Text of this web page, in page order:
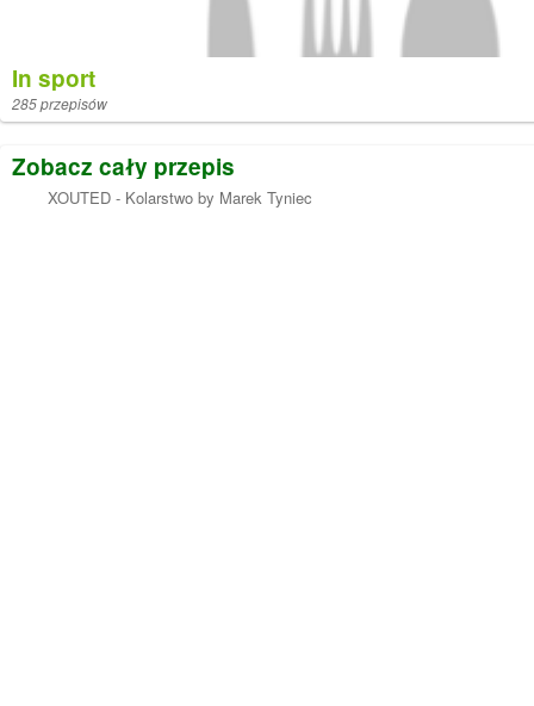
In sport
285 przepisów
Zobacz cały przepis
XOUTED - Kolarstwo by Marek Tyniec